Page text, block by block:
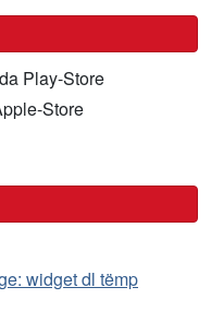
Play-Store
Store
widget dl tëmp